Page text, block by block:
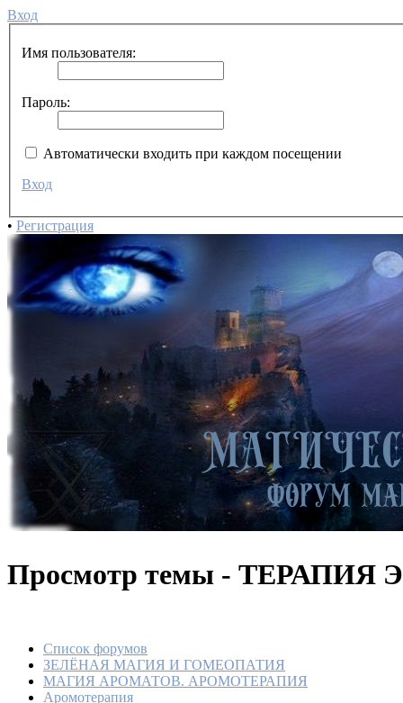
Вход
Имя пользователя:
Пароль:
Автоматически входить при каждом посещении
Вход
• Регистрация
Просмотр темы -
Список форумов
ЗЕЛЁНАЯ МАГИЯ И ГОМЕОПАТИЯ
МАГИЯ АРОМАТОВ. АРОМОТЕРАПИЯ
Аромотерапия